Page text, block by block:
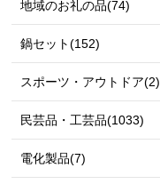
地域のお礼の品(74)
鍋セット(152)
スポーツ・アウトドア(2)
民芸品・工芸品(1033)
電化製品(7)